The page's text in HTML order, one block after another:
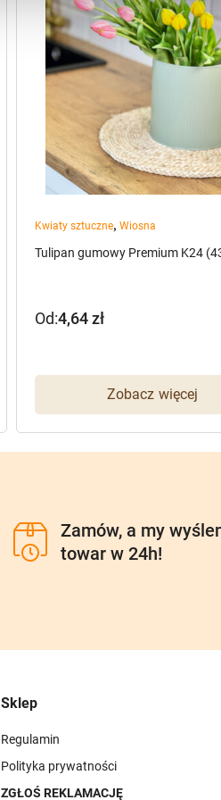
Kwiaty sztuczne, Wiosna
Tulipan gumowy Premium K24
Zobacz więcej
Od:4,64zł
Zamów, a my
towar w 24h!
Sklep
Regulamin
Polityka prywatności
ZGŁOŚ REKLAMACJĘ